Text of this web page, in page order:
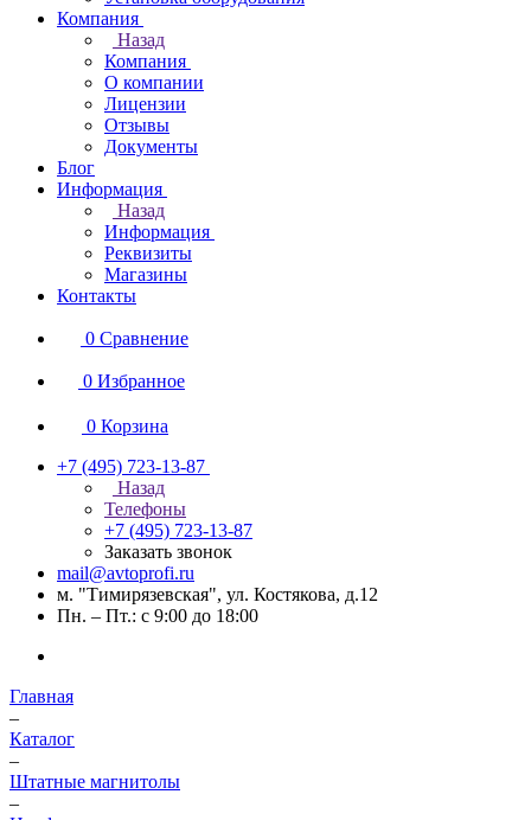
Компания
Назад
Компания
О компании
Лицензии
Отзывы
Документы
Блог
Информация
Назад
Информация
Реквизиты
Магазины
Контакты
0 Сравнение
0 Избранное
0 Корзина
+7 (495) 723-13-87
Назад
Телефоны
+7 (495) 723-13-87
Заказать звонок
mail@avtoprofi.ru
м. "Тимирязевская", ул. Костякова, д.12
Пн. – Пт.: с 9:00 до 18:00
Главная
–
Каталог
–
Штатные магнитолы
–